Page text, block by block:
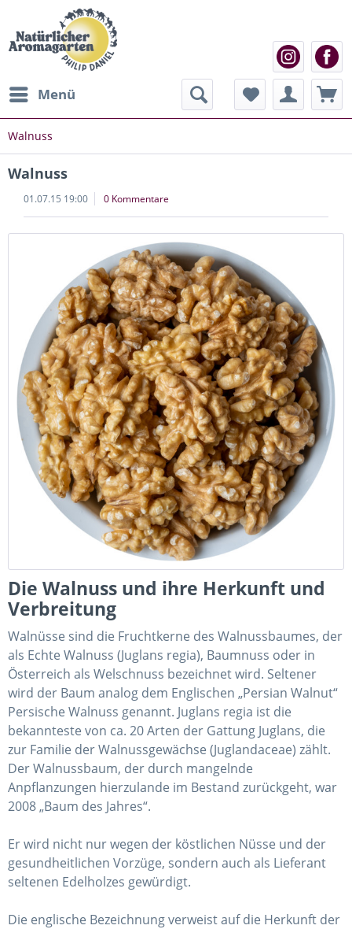
Menü
Walnuss
Walnuss
01.07.15 19:00 0 Kommentare
Die Walnuss und ihre Herkunft und
Verbreitung
Walnüsse sind die Fruchtkerne des Walnussbaumes, der
als Echte Walnuss (Juglans regia), Baumnuss oder in
Österreich als Welschnuss bezeichnet wird. Seltener
wird der Baum analog dem Englischen „Persian Walnut“
Persische Walnuss genannt. Juglans regia ist die
bekannteste von ca. 20 Arten der Gattung Juglans, die
zur Familie der Walnussgewächse (Juglandaceae) zählt.
Der Walnussbaum, der durch mangelnde
Anpflanzungen hierzulande im Bestand zurückgeht, war
2008 „Baum des Jahres“.
Er wird nicht nur wegen der köstlichen Nüsse und der
gesundheitlichen Vorzüge, sondern auch als Lieferant
seltenen Edelholzes gewürdigt.
Die englische Bezeichnung verweist auf die Herkunft der